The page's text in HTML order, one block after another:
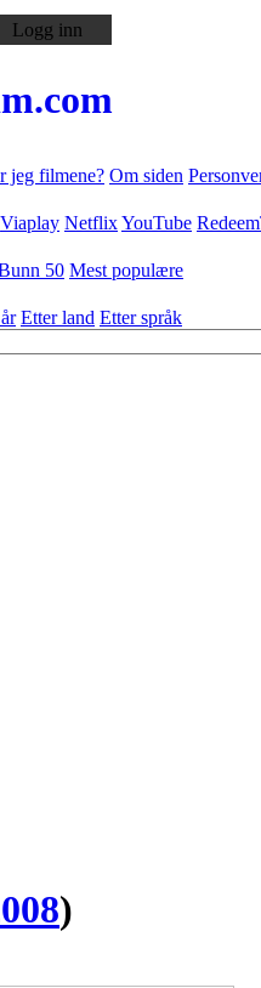
Logg inn
.com
jeg filmene? Om siden
Viaplay NetflixYouTube
50 Mest populære
Etter land Etter språk
)